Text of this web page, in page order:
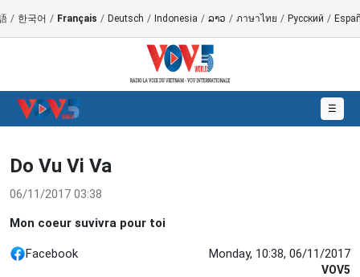
/ 한국어 / Français / Deutsch / Indonesia / ລາວ / ภาษาไทย / Русский /
☰
Do Vu Vi Va
06/11/2017 03:38
Mon coeur suvivra pour toi
Facebook Monday, 10:38, 06/11/2017
VOV5